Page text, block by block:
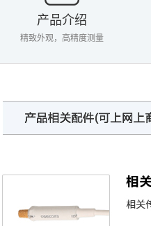
产品介绍
精致外观，高精度测量